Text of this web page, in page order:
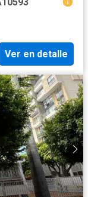
Ver en detalle